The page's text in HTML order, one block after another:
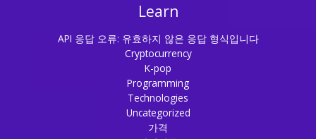
Learn
API 응답 오류: 유효하지 않은 응답 형식입니다
Cryptocurrency
K-pop
Programming
Technologies
Uncategorized
가격